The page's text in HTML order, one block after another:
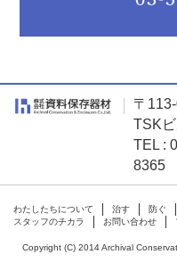
〒
TSK
TEL :
8365
わたしたちについて 治す 防ぐ
スタッフのチカラ
お問い合わせ
Copyright (C) 2014 Archival